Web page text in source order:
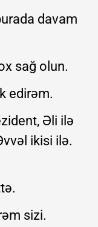
davam
sağ olun.
edirəm.
Əli ilə
ikisi ilə.
sizi.